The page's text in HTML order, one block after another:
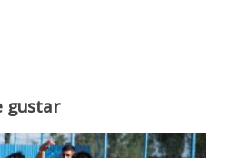
gustar